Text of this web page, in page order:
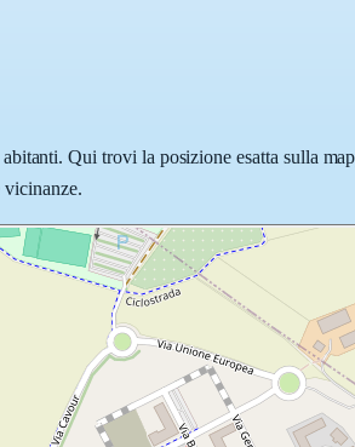
Qui trovi la posizione esatta sulla